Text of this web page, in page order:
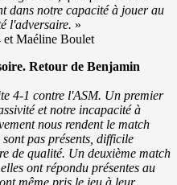
dans notre capacité à jouer au
l'adversaire. »
et Maéline Boulet
Retour de Benjamin
4-1 contre l'ASM. Un premier
et notre incapacité à
nous rendent le match
pas présents, difficile
de qualité. Un deuxième match
ont répondu présentes au